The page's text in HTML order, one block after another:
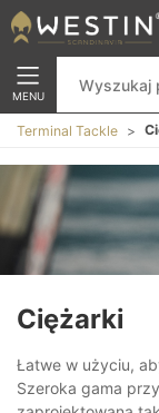
MENU
Terminal Tackle
Ciężarki
Łatwe w użyciu,
Szeroka gama